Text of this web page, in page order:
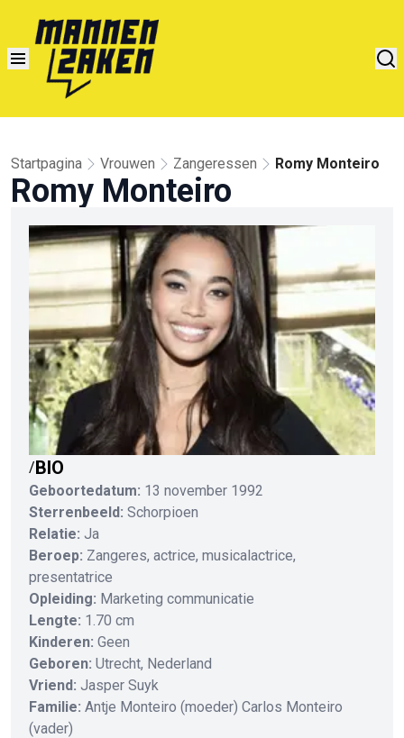
Startpagina Vrouwen Zangeressen Romy Monteiro
Romy Monteiro
/BIO
Geboortedatum: 13 november 1992
Sterrenbeeld: Schorpioen
Relatie: Ja
Beroep: Zangeres, actrice, musicalactrice,
presentatrice
Opleiding: Marketing communicatie
Lengte: 1.70 cm
Kinderen: Geen
Geboren: Utrecht, Nederland
Vriend: Jasper Suyk
Familie: Antje Monteiro (moeder) Carlos Monteiro
(vader)